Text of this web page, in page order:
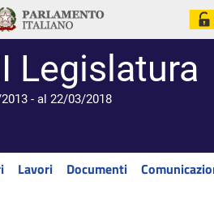
Legislatura
- al 22/03/2018
Lavori Documenti